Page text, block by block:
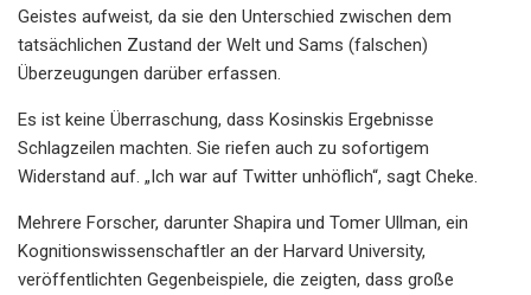
Geistes aufweist, da sie den Unterschied zwischen dem
tatsächlichen Zustand der Welt und Sams (falschen)
Überzeugungen darüber erfassen.
Es ist keine Überraschung, dass Kosinskis Ergebnisse
Schlagzeilen machten. Sie riefen auch zu sofortigem
Widerstand auf. „Ich war auf Twitter unhöflich“, sagt Cheke.
Mehrere Forscher, darunter Shapira und Tomer Ullman, ein
Kognitionswissenschaftler an der Harvard University,
veröffentlichten Gegenbeispiele, die zeigten, dass große